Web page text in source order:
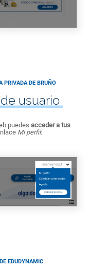
PRIVADA DE BRUÑO
usuario
puedesacceder a tus
Mi perfil:
EDUDYNAMIC